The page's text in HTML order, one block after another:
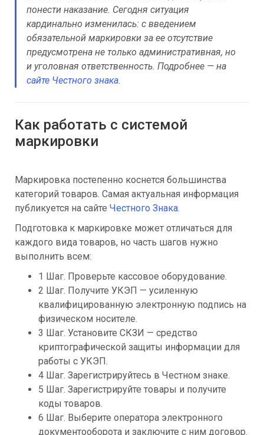
понести наказание. Сегодня ситуация
кардинально изменилась: с введением
обязательной маркировки за ее отсутствие
предусмотрена не только административная, но
и уголовная ответственность. Подробнее — на
сайте Честного знака.
Как работать с системой
маркировки
Маркировка постепенно коснется большинства
категорий товаров. Самая актуальная информация
публикуется на сайте Честного Знака.
Подготовка к маркировке может отличаться для
каждого вида товаров, но часть шагов нужно
выполнить всем:
1 Шаг. Проверьте кассовое оборудование.
2 Шаг. Получите УКЭП — усиленную
квалифицированную электронную подпись на
физическом носителе.
3 Шаг. Установите СКЗИ — средство
криптографической защиты информации для
работы с УКЭП.
4 Шаг. Зарегистрируйтесь в Честном знаке.
5 Шаг. Зарегистрируйте товары и получите
коды товаров.
6 Шаг. Выберите оператора электронного
документооборота и заключите с ним договор.